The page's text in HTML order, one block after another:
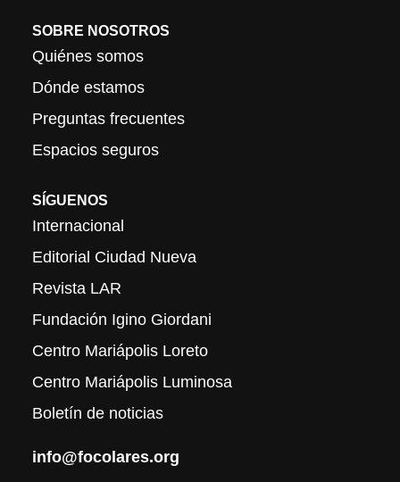
SOBRE NOSOTROS
Quiénes somos
Dónde estamos
Preguntas frecuentes
Espacios seguros
SÍGUENOS
Internacional
Editorial Ciudad Nueva
Revista LAR
Fundación Igino Giordani
Centro Mariápolis Loreto
Centro Mariápolis Luminosa
Boletín de noticias
info@focolares.org